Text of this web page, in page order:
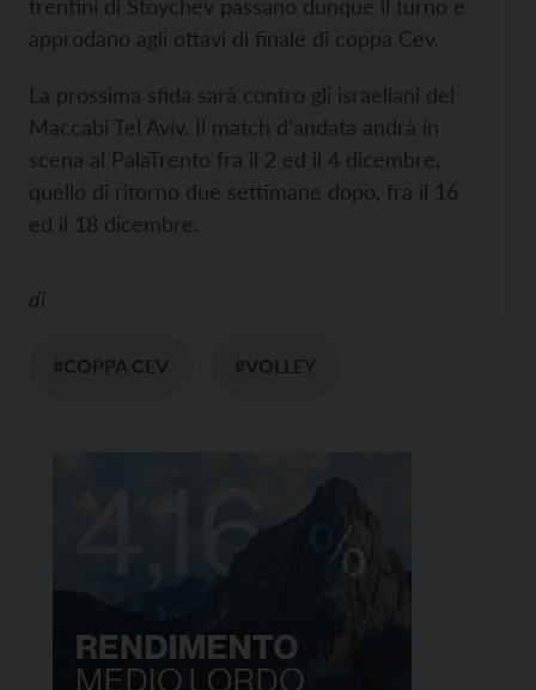
trentini di Stoychev passano dunque il turno e
approdano agli ottavi di finale di coppa Cev.
La prossima sfida sarà contro gli israeliani del
Maccabi Tel Aviv. Il match d’andata andrà in
scena al PalaTrento fra il 2 ed il 4 dicembre,
quello di ritorno due settimane dopo, fra il 16
ed il 18 dicembre.
di
#COPPA CEV #VOLLEY